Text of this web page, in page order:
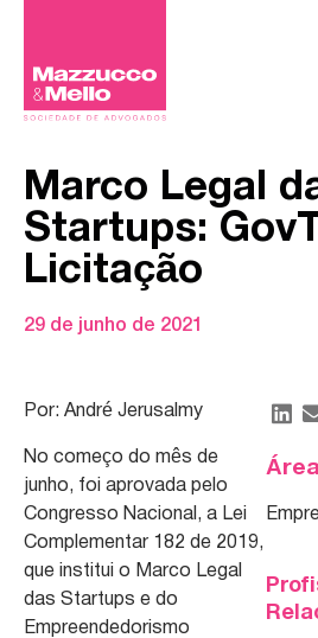
Marco Legal
Startups:
Licitação
29 de junho de 2021
Por: André Jerusalmy
No começo do mês de
junho, foi aprovada pelo
Congresso Nacional, a Lei
Complementar 182 de 2019,
que institui o Marco Legal
das Startups e do
Empreendedorismo